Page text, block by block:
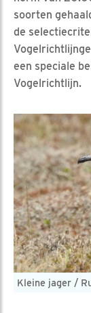
soorten
de
een speciale
Vogelrichtlijn.
Kleine jager /